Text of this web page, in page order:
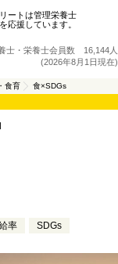
ートは管理栄養士
応援しています。
・栄養士会員数 16,144人
(2026年8月1日現在)
食育 食×SDGs
率 SDGs